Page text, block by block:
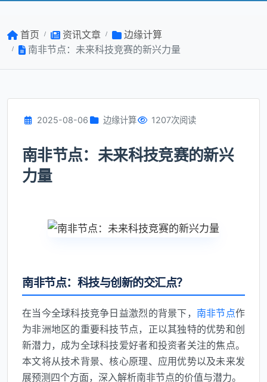
首页 资讯文章
边缘计算
南非节点：未来科技竞赛的新兴力量
2025-08-06 边缘计算 1207次阅读
南非节点：未来科技竞赛的新兴
力量
南非节点：科技与创新的交汇点？
在当今全球科技竞争日益激烈的背景下， 南非节点作
为非洲地区的重要科技节点，正以其独特的优势和创
新潜力，成为全球科技爱好者和投资者关注的焦点。
本文将从技术背景、核心原理、应用优势以及未来发
展预测四个方面，深入解析南非节点的价值与潜力。